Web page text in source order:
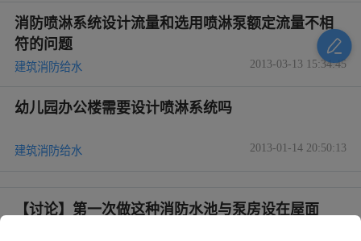
消防喷淋系统设计流量和选用喷淋泵额定流量不相
符的问题
建筑消防给水 2013-03-13 15:34:45
幼儿园办公楼需要设计喷淋系统吗
建筑消防给水 2013-01-14 20:50:13
【讨论】第一次做这种消防水池与泵房设在屋面